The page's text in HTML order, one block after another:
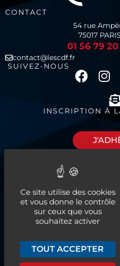
CONTACT
54 rue
75017 PARIS
01 56 79
contact@lescdf.fr
SUIVEZ-NOUS
INSCRIPTION À
espaces à louer
Actualités
Ce site utilise des cookies
et vous donne le contrôle
sur ceux que vous
souhaitez activer
TOUT ACCEPTER